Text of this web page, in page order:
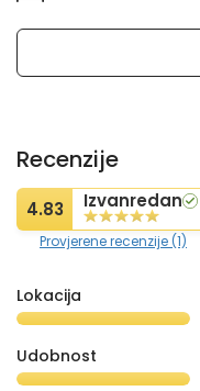
Recenzije
4.83 Izvanredan
Provjerene recenzije (1)
Lokacija
Udobnost